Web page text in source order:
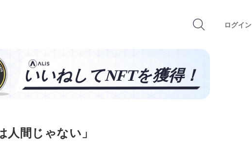
ログイン
間じゃない」